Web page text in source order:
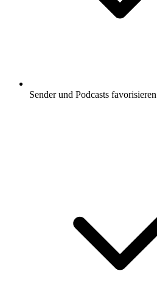
Sender und Podcasts favorisieren